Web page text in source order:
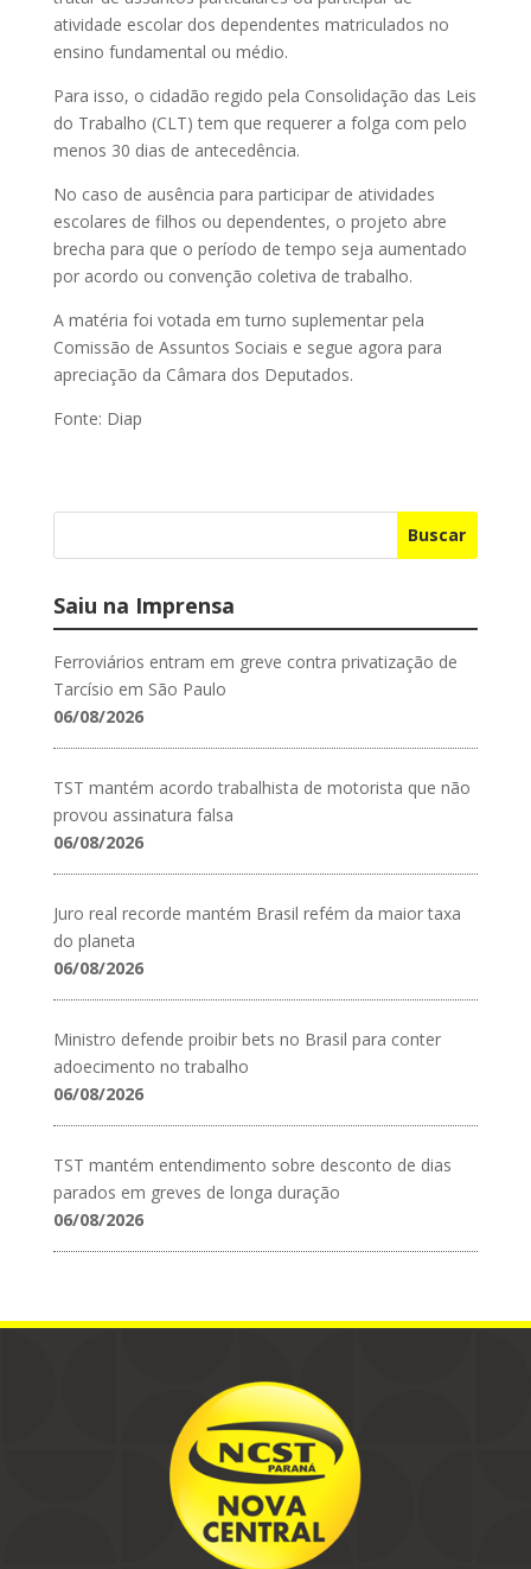
atividade escolar dos dependentes matriculados no
ensino fundamental ou médio.
Para isso, o cidadão regido pela Consolidação das Leis
do Trabalho (CLT) tem que requerer a folga com pelo
menos 30 dias de antecedência.
No caso de ausência para participar de atividades
escolares de filhos ou dependentes, o projeto abre
brecha para que o período de tempo seja aumentado
por acordo ou convenção coletiva de trabalho.
A matéria foi votada em turno suplementar pela
Comissão de Assuntos Sociais e segue agora para
apreciação da Câmara dos Deputados.
Fonte: Diap
Buscar
Saiu na Imprensa
Ferroviários entram em greve contra privatização de
Tarcísio em São Paulo
06/08/2026
TST mantém acordo trabalhista de motorista que não
provou assinatura falsa
06/08/2026
Juro real recorde mantém Brasil refém da maior taxa
do planeta
06/08/2026
Ministro defende proibir bets no Brasil para conter
adoecimento no trabalho
06/08/2026
TST mantém entendimento sobre desconto de dias
parados em greves de longa duração
06/08/2026